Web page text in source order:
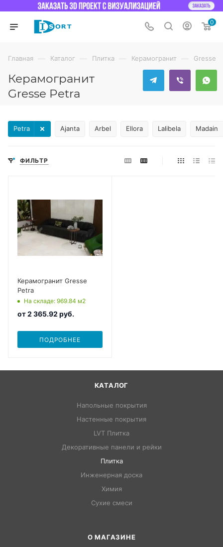
0
Главная — Каталог — Плитка — Керамогранит — Gresse
Керамогранит
Gresse Petra
Ajanta Arbel Ellora Lalibela Madain
Petra
ФИЛЬТР
Керамогранит Gresse
Petra
На складе: 969.84 м2
от2 365.92 руб.
ПОДРОБНЕЕ
КАТАЛОГ
Напольные покрытия
Настенные покрытия
LVT Плитка
Декоративные панели и рейки
Плитка
Инженерная доска
Химия
Сухие смеси
О МАГАЗИНЕ